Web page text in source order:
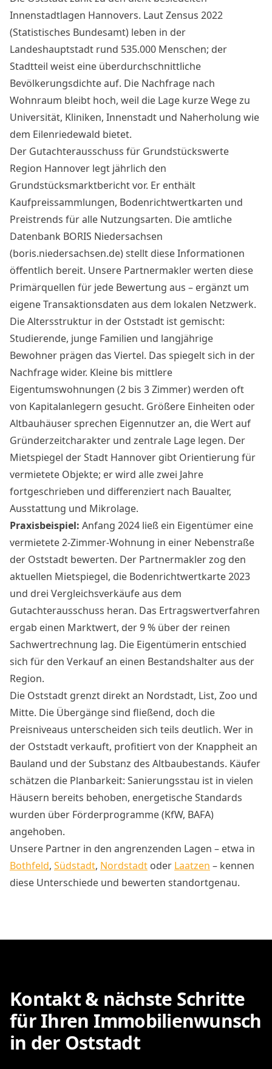
Innenstadtlagen Hannovers. Laut Zensus 2022
(Statistisches Bundesamt) leben in der
Landeshauptstadt rund 535.000 Menschen; der
Stadtteil weist eine überdurchschnittliche
Bevölkerungsdichte auf. Die Nachfrage nach
Wohnraum bleibt hoch, weil die Lage kurze Wege zu
Universität, Kliniken, Innenstadt und Naherholung wie
dem Eilenriedewald bietet.
Der Gutachterausschuss für Grundstückswerte
Region Hannover legt jährlich den
Grundstücksmarktbericht vor. Er enthält
Kaufpreissammlungen, Bodenrichtwertkarten und
Preistrends für alle Nutzungsarten. Die amtliche
Datenbank BORIS Niedersachsen
(boris.niedersachsen.de) stellt diese Informationen
öffentlich bereit. Unsere Partnermakler werten diese
Primärquellen für jede Bewertung aus – ergänzt um
eigene Transaktionsdaten aus dem lokalen Netzwerk.
Die Altersstruktur in der Oststadt ist gemischt:
Studierende, junge Familien und langjährige
Bewohner prägen das Viertel. Das spiegelt sich in der
Nachfrage wider. Kleine bis mittlere
Eigentumswohnungen (2 bis 3 Zimmer) werden oft
von Kapitalanlegern gesucht. Größere Einheiten oder
Altbauhäuser sprechen Eigennutzer an, die Wert auf
Gründerzeitcharakter und zentrale Lage legen. Der
Mietspiegel der Stadt Hannover gibt Orientierung für
vermietete Objekte; er wird alle zwei Jahre
fortgeschrieben und differenziert nach Baualter,
Ausstattung und Mikrolage.
Praxisbeispiel: Anfang 2024 ließ ein Eigentümer eine
vermietete 2-Zimmer-Wohnung in einer Nebenstraße
der Oststadt bewerten. Der Partnermakler zog den
aktuellen Mietspiegel, die Bodenrichtwertkarte 2023
und drei Vergleichsverkäufe aus dem
Gutachterausschuss heran. Das Ertragswertverfahren
ergab einen Marktwert, der 9 % über der reinen
Sachwertrechnung lag. Die Eigentümerin entschied
sich für den Verkauf an einen Bestandshalter aus der
Region.
Die Oststadt grenzt direkt an Nordstadt, List, Zoo und
Mitte. Die Übergänge sind fließend, doch die
Preisniveaus unterscheiden sich teils deutlich. Wer in
der Oststadt verkauft, profitiert von der Knappheit an
Bauland und der Substanz des Altbaubestands. Käufer
schätzen die Planbarkeit: Sanierungsstau ist in vielen
Häusern bereits behoben, energetische Standards
wurden über Förderprogramme (KfW, BAFA)
angehoben.
Unsere Partner in den angrenzenden Lagen – etwa in
Bothfeld, Südstadt, Nordstadt oder Laatzen – kennen
diese Unterschiede und bewerten standortgenau.
Kontakt & nächste Schritte
für Ihren Immobilienwunsch
in der Oststadt